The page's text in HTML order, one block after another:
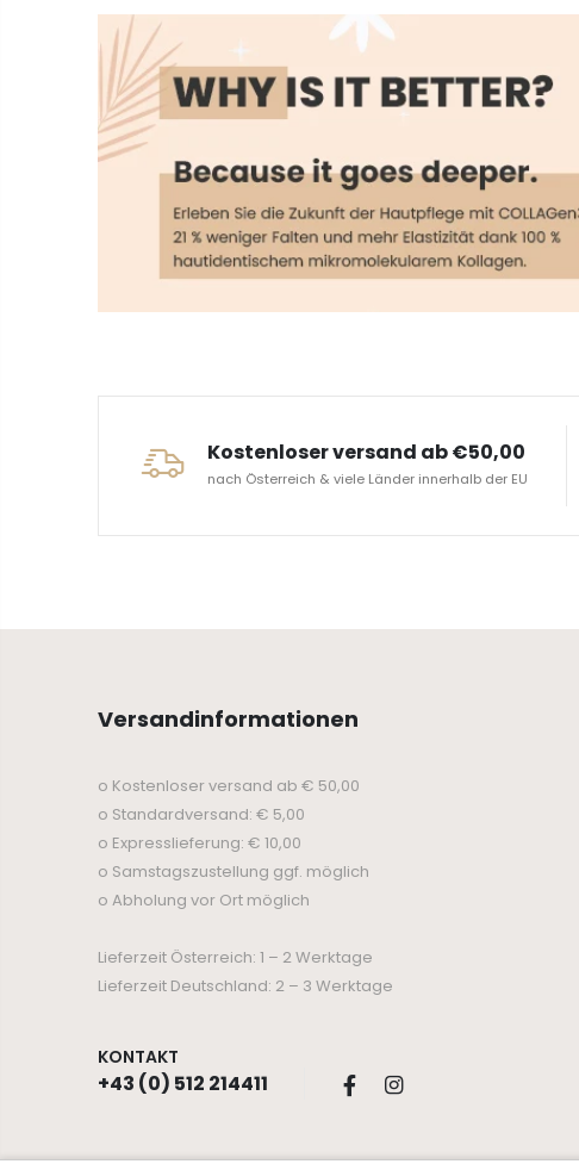
Kostenloser versand ab €50,00
nach Österreich & viele Länder innerhalb der EU
Versandinformationen
o Kostenloser versand ab € 50,00
o Standardversand: € 5,00
o Expresslieferung: € 10,00
o Samstagszustellung ggf. möglich
o Abholung vor Ort möglich
Lieferzeit Österreich: 1 – 2 Werktage
Lieferzeit Deutschland: 2 – 3 Werktage
KONTAKT
+43 (0) 512 214411